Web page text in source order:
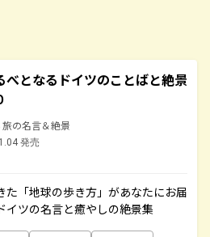
べとなるドイツのことばと絶景
旅の名言＆絶景
発売
た「地球の歩き方」があなたにお届
イツの名言と癒やしの絶景集